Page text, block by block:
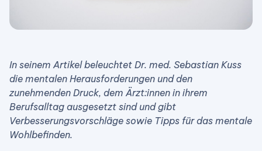
In seinem Artikel beleuchtet Dr. med. Sebastian Kuss
die mentalen Herausforderungen und den
zunehmenden Druck, dem Ärzt:innen in ihrem
Berufsalltag ausgesetzt sind und gibt
Verbesserungsvorschläge sowie Tipps für das mentale
Wohlbefinden.